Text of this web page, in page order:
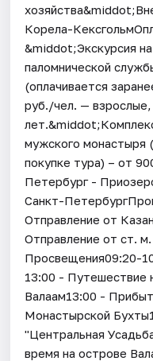
Корела-
&middot;Экскурсия
паломнической
(оплачивается
руб./чел. —
мужского монастыря
покупке тура) – от
Петербург -
Санкт-
Отправление от
Отправление от ст.
Просвещения09:20-
13:00 - Путешествие
Валаам13:00 -
Монастырской
"Центральная
время на острове